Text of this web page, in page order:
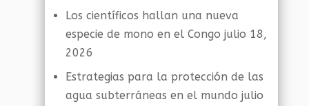
Los científicos hallan una nueva
especie de mono en el Congo julio 18,
2026
Estrategias para la protección de las
agua subterráneas en el mundo julio